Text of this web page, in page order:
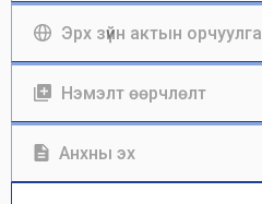
Эрх зүйн актын орчуулга
Нэмэлт өөрчлөлт
Анхны эх